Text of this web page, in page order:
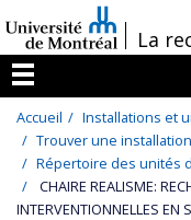
au
contenu
/La
Menu
Accueil
Installations et
Trouver une
Répertoire des unités
CHAIRE REALISME:
INTERVENTIONNELLES EN